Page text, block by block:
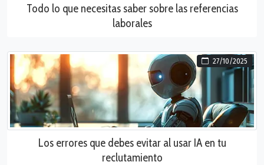
Todo lo que necesitas saber sobre las referencias
laborales
27/10/2025
Los errores que debes evitar al usar IA en tu
reclutamiento